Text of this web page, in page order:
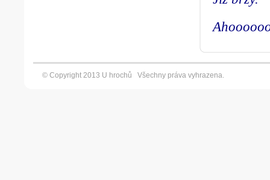
© Copyright 2013 U hrochů Všechny práva vyhrazena.